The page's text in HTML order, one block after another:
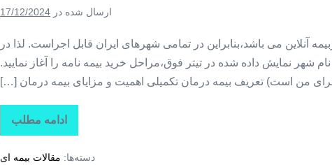
در
ارسال شده در 17/12/2024
آنلاین می باشد،بنابراین در تمامی شهرهای ایران قابل اجراست. لذا در
شهر نمایش داده شده در تیتر فوق،مراحل خرید بیمه نامه را آغاز نمایید.
من است) تعریف بیمه درمان تکمیلی اهمیت و مزایای بیمه درمان […]
ادامه مطلب
تاراز
بیمه
بیمه
دسته‌ها: مقالات بیمه ای